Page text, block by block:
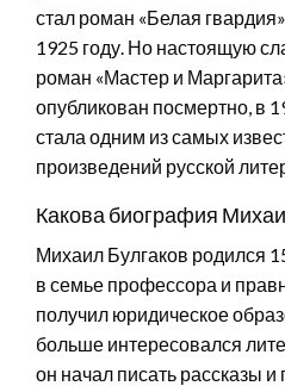
стал роман «Белая
1925 году. Но настоящую
роман «Мастер и
опубликован посмертно, в
стала одним из самых
произведений русской
Какова биография
Михаил Булгаков родился
в семье профессора и
получил юридическое
больше интересовался
он начал писать рассказы